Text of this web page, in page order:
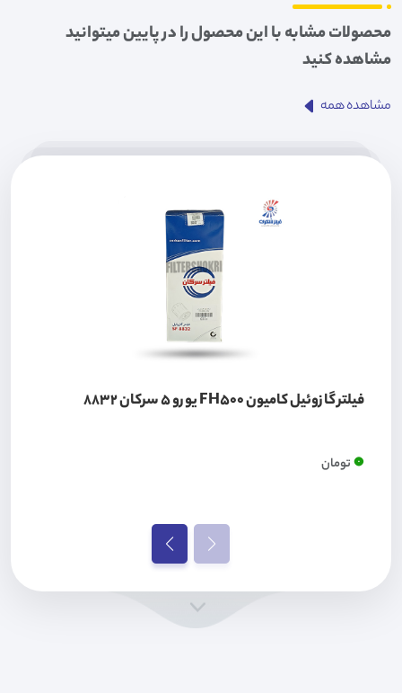
محصولات مشابه با این محصول را در پایین میتوانید
مشاهده کنید
مشاهده همه
فیلتر گازوئیل کامیون FH500 یورو 5 سرکان 8832
0تومان